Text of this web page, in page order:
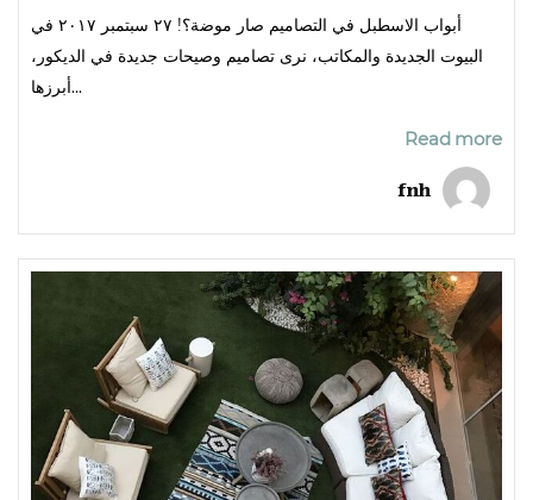
أبواب الاسطبل في التصاميم صار موضة؟! ٢٧ سبتمبر ٢٠١٧ في
البيوت الجديدة والمكاتب، نرى تصاميم وصيحات جديدة في الديكور،
أبرزها...
Read more
fnh